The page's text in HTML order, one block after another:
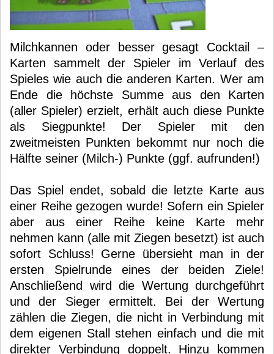
Milchkannen oder besser gesagt Cocktail –
Karten sammelt der Spieler im Verlauf des
Spieles wie auch die anderen Karten. Wer am
Ende die höchste Summe aus den Karten
(aller Spieler) erzielt, erhält auch diese Punkte
als Siegpunkte! Der Spieler mit den
zweitmeisten Punkten bekommt nur noch die
Hälfte seiner (Milch-) Punkte (ggf. aufrunden!)
Das Spiel endet, sobald die letzte Karte aus
einer Reihe gezogen wurde! Sofern ein Spieler
aber aus einer Reihe keine Karte mehr
nehmen kann (alle mit Ziegen besetzt) ist auch
sofort Schluss! Gerne übersieht man in der
ersten Spielrunde eines der beiden Ziele!
Anschließend wird die Wertung durchgeführt
und der Sieger ermittelt. Bei der Wertung
zählen die Ziegen, die nicht in Verbindung mit
dem eigenen Stall stehen einfach und die mit
direkter Verbindung doppelt. Hinzu kommen